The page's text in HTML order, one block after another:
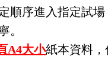
順序進入指定試
。
A4大小紙本資料，